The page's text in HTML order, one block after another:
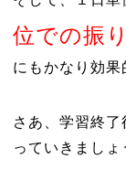
位での振
にもかなり効果
さあ、学習終
っていきましょ